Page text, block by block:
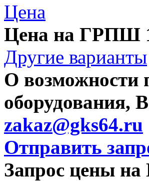
Цена
Цена на ГРПШ
Другие варианты
О возможности
оборудования,
zakaz@gks64.ru
Отправить
Запрос цены